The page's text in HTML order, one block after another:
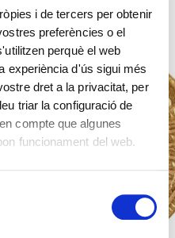
i de tercers per obtenir
preferències o el
perquè el web
experiència d'ús sigui més
dret a la privacitat, per
triar la configuració de
compte que algunes
funcionament del web.